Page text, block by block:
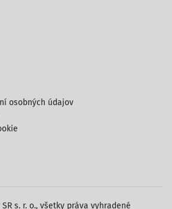
s. r. o., všetky práva vyhradené
osobných údajov